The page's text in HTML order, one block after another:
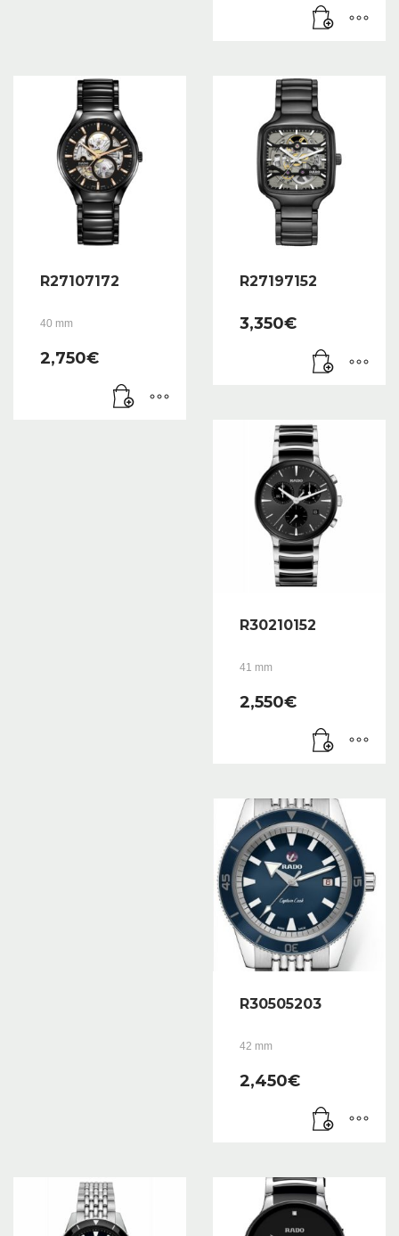
R27107172
40 mm
2,750€
R27197152
3,350€
R30210152
41 mm
2,550€
R30505203
42 mm
2,450€